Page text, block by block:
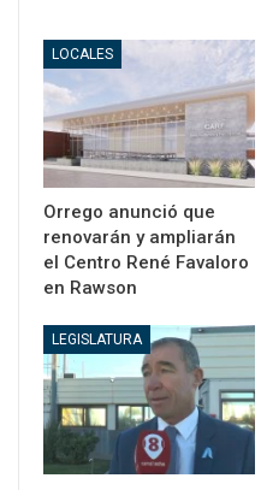
LOCALES
Orrego anunció que
renovarán y ampliarán
el Centro René Favaloro
en Rawson
LEGISLATURA